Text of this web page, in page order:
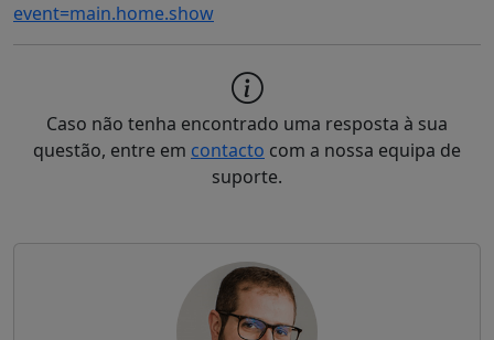
event=main.home.show
Caso não tenha encontrado uma resposta à sua
questão, entre em contacto com a nossa equipa de
suporte.